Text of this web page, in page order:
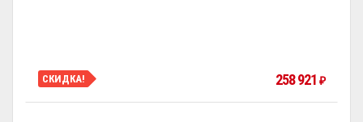
СКИДКА! 258 921 ₽